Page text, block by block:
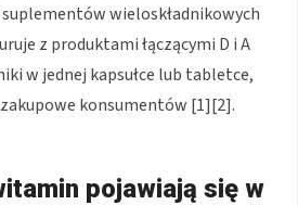
wieloskładnikowych
z produktami łączącymi D i A
w jednej kapsułce lub tabletce,
zakupowe konsumentów [1][2].
pojawiają się w